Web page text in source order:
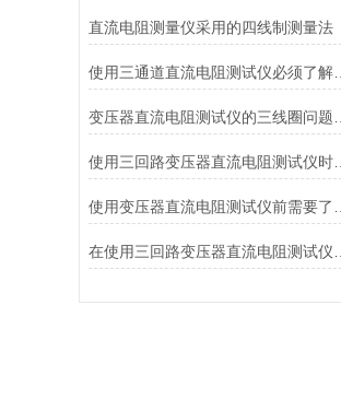
直流电阻测量仪采用的四线制测量法
使用三通道直流电阻测试仪必须了解的常识
使用三回路变压器直流电阻测试仪时需要注意什么？